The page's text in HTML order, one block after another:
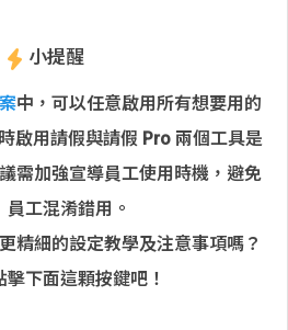
小提醒
中，可以任意啟用所有想要用的
啟用請假與請假 Pro 兩個工具是
需加強宣導員工使用時機，避免
員工混淆錯用。
精細的設定教學及注意事項嗎？
擊下面這顆按鍵吧！